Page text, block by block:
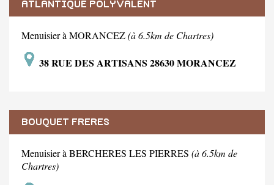
ATLANTIQUE POLYVALENT
Menuisier à MORANCEZ(à 6.5km de Chartres)
38 RUE DES ARTISANS 28630 MORANCEZ
BOUQUET FRERES
Menuisier à BERCHERES LES PIERRES (à 6.5km de
Chartres)